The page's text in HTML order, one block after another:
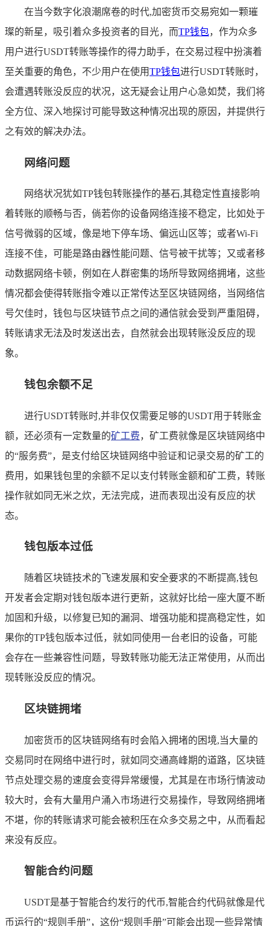
在当今数字化浪潮席卷的时代,加密货币交易宛如一颗璀
璨的新星，吸引着众多投资者的目光，而TP钱包，作为众多
用户进行USDT转账等操作的得力助手，在交易过程中扮演着
至关重要的角色，不少用户在使用TP钱包进行USDT转账时，
会遭遇转账没反应的状况，这无疑会让用户心急如焚，我们将
全方位、深入地探讨可能导致这种情况出现的原因，并提供行
之有效的解决办法。
网络问题
网络状况犹如TP钱包转账操作的基石,其稳定性直接影响
着转账的顺畅与否，倘若你的设备网络连接不稳定，比如处于
信号微弱的区域，像是地下停车场、偏远山区等；或者Wi-Fi
连接不佳，可能是路由器性能问题、信号被干扰等；又或者移
动数据网络卡顿，例如在人群密集的场所导致网络拥堵，这些
情况都会使得转账指令难以正常传达至区块链网络，当网络信
号欠佳时，钱包与区块链节点之间的通信就会受到严重阻碍，
转账请求无法及时发送出去，自然就会出现转账没反应的现
象。
钱包余额不足
进行USDT转账时,并非仅仅需要足够的USDT用于转账金
额，还必须有一定数量的矿工费，矿工费就像是区块链网络中
的“服务费”，是支付给区块链网络中验证和记录交易的矿工的
费用，如果钱包里的余额不足以支付转账金额和矿工费，转账
操作就如同无米之炊，无法完成，进而表现出没有反应的状
态。
钱包版本过低
随着区块链技术的飞速发展和安全要求的不断提高,钱包
开发者会定期对钱包版本进行更新，这就好比给一座大厦不断
加固和升级，以修复已知的漏洞、增强功能和提高稳定性，如
果你的TP钱包版本过低，就如同使用一台老旧的设备，可能
会存在一些兼容性问题，导致转账功能无法正常使用，从而出
现转账没反应的情况。
区块链拥堵
加密货币的区块链网络有时会陷入拥堵的困境,当大量的
交易同时在网络中进行时，就如同交通高峰期的道路，区块链
节点处理交易的速度会变得异常缓慢，尤其是在市场行情波动
较大时，会有大量用户涌入市场进行交易操作，导致网络拥堵
不堪，你的转账请求可能会被积压在众多交易之中，从而看起
来没有反应。
智能合约问题
USDT是基于智能合约发行的代币,智能合约代码就像是代
币运行的“规则手册”，这份“规则手册”可能会出现一些异常情